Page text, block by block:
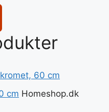
cm Homeshop.dk